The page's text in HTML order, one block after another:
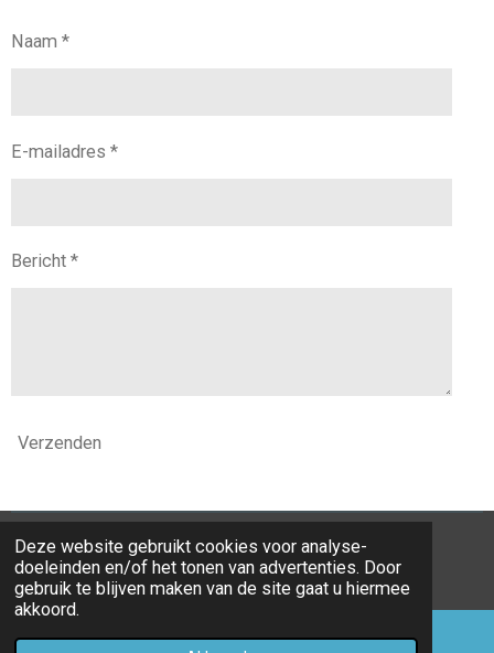
Deze website gebruikt cookies voor analyse-
doeleinden en/of het tonen van advertenties. Door
gebruik te blijven maken van de site gaat u hiermee
akkoord.
Naam *
E-mailadres *
Bericht *
Verzenden
© 2019 - 2026 STAN FINANCIEEL ADVIESBUREAU
Powered byJouwWeb